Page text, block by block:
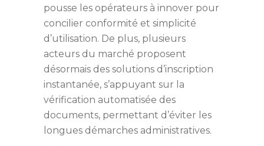
pousse les opérateurs à innover pour
concilier conformité et simplicité
d’utilisation. De plus, plusieurs
acteurs du marché proposent
désormais des solutions d’inscription
instantanée, s’appuyant sur la
vérification automatisée des
documents, permettant d’éviter les
longues démarches administratives.